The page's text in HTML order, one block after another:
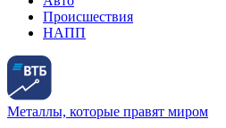
Происшествия
НАПП
Металлы, которые правят миром